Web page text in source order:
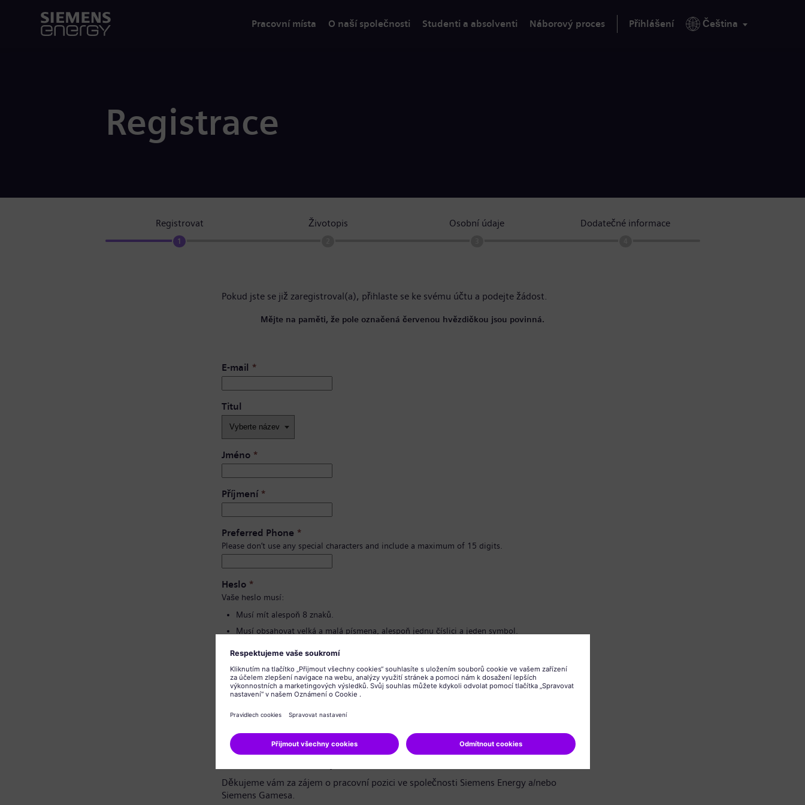
Pracovní místa O naší společnosti Studenti a absolventi Náborový proces Přihlášení Čeština
Registrace
Registrovat
1
Životopis Osobní údaje Dodatečné informace
Pokud jste se již zaregistroval(a), přihlaste se ke svému účtu a podejte žádost.
Mějte na paměti, že pole označená červenou hvězdičkou jsou povinná.
E-mail *
Titul
Jméno *
Příjmení*
Preferred Phone *
Please don’t use any special characters and include a maximum of 15 digits.
Heslo *
Vaše heslo musí:
Musí mít alespoň 8 znaků.
Musí obsahovat velká a malá písmena, alespoň jednu číslici a jeden symbol.
Oznámení o ochraně osobních údajů
Děkujeme vám za zájem o pracovní pozici ve společnosti Siemens Energy a/nebo
Siemens Gamesa.